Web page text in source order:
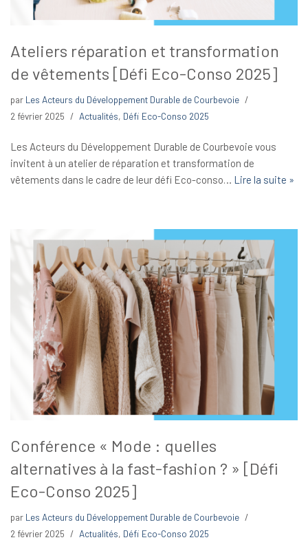
Ateliers réparation et transformation
de vêtements [Défi Eco-Conso 2025]
par Les Acteurs du Développement Durable de Courbevoie
2 février 2025
Actualités, Défi Eco-Conso 2025
Les Acteurs du Développement Durable de Courbevoie vous
invitent à un atelier de réparation et transformation de
vêtements dans le cadre de leur défi Eco-conso… Lire la suite »
Conférence « Mode : quelles
alternatives à la fast-fashion ? » [Défi
Eco-Conso 2025]
par Les Acteurs du Développement Durable de Courbevoie
2 février 2025
Actualités, Défi Eco-Conso 2025